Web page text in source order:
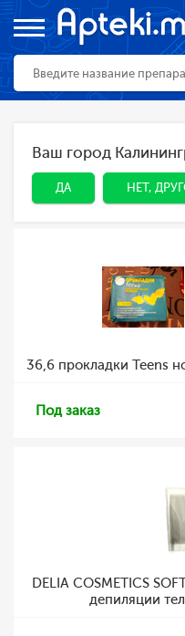
ДА НЕТ,
Ваш город
ДА НЕТ,
Главная Каталог
гигиены
Средства
36,6 прокладки Teens
Под заказ
DELIA COSMETICS
депиляции